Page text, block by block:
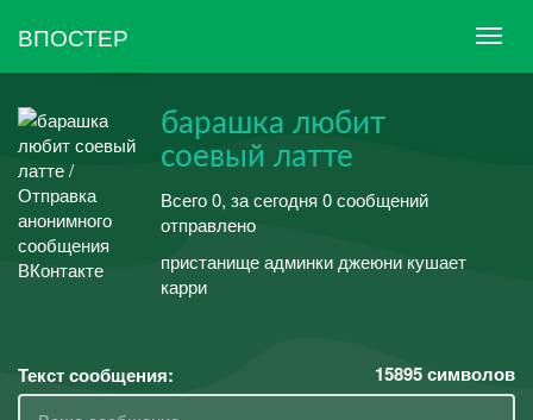
ВПОСТЕР
барашка любит
соевый латте
Всего 0, за сегодня 0 сообщений
отправлено
пристанище админки джеюни кушает
карри
Текст сообщения: 15895символов